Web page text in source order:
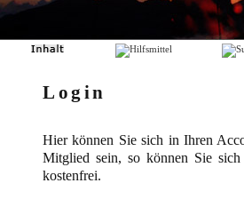
Login
Hier können Sie sich in Ihren
Mitglied sein, so können Sie
kostenfrei.